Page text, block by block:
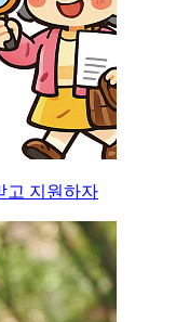
고 지원하자